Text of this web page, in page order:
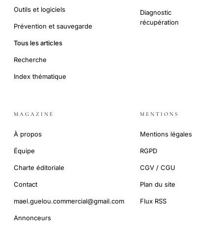
Outils et logiciels
Prévention et sauvegarde
Tous les articles
Recherche
Index thématique
Diagnostic
récupération
MAGAZINE
À propos
Équipe
Charte éditoriale
Contact
mael.guelou.commercial@gmail.com
Annonceurs
MENTIONS
Mentions légales
RGPD
CGV / CGU
Plan du site
Flux RSS